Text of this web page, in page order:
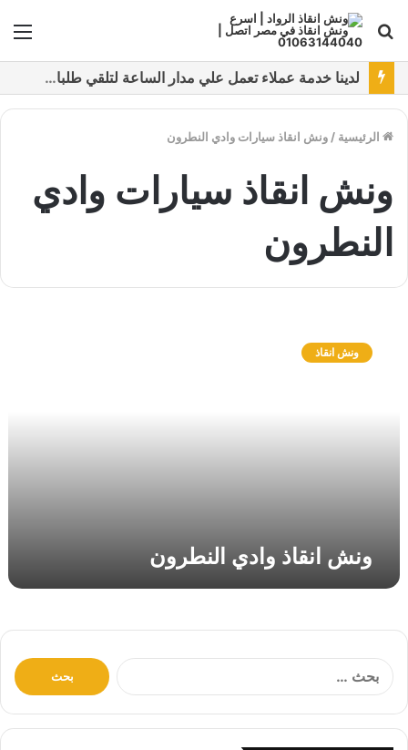
بحث
عن
نقدم خدمات متعددة لدفع خدمة ونش انقاذ سيارات باستخدام طرق دفع متعددة كما نتميز بتقديم أرخص سعر و أعلي جوده
الرئيسية / ونش انقاذ سيارات وادي النطرون
ونش انقاذ سيارات وادي
النطرون
ل
ر
ن
ونش انقاذ
ونش انقاذ وادي النطرون